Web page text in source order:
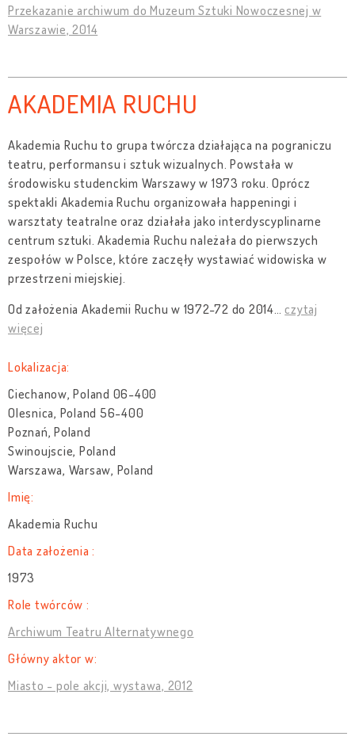
Przekazanie archiwum do Muzeum Sztuki Nowoczesnej w
Warszawie, 2014
AKADEMIA RUCHU
Akademia Ruchu to grupa twórcza działająca na pograniczu
teatru, performansu i sztuk wizualnych. Powstała w
środowisku studenckim Warszawy w 1973 roku. Oprócz
spektakli Akademia Ruchu organizowała happeningi i
warsztaty teatralne oraz działała jako interdyscyplinarne
centrum sztuki. Akademia Ruchu należała do pierwszych
zespołów w Polsce, które zaczęły wystawiać widowiska w
przestrzeni miejskiej.
Od założenia Akademii Ruchu w 1972-72 do 2014…czytaj
więcej
Lokalizacja:
Ciechanow, Poland 06-400
Olesnica, Poland 56-400
Poznań, Poland
Swinoujscie, Poland
Warszawa, Warsaw, Poland
Imię:
Akademia Ruchu
Data założenia :
1973
Role twórców :
Archiwum Teatru Alternatywnego
Główny aktor w:
Miasto - pole akcji, wystawa, 2012